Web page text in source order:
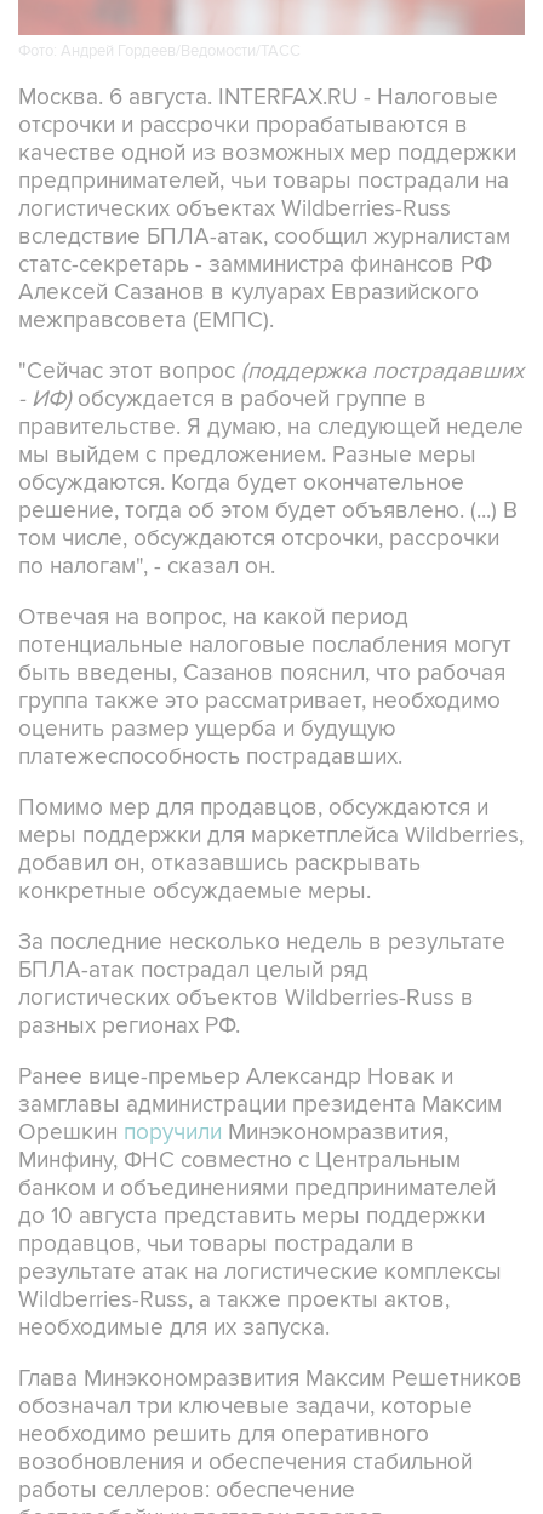
Фото: Андрей Гордеев/Ведомости/ТАСС
Москва. 6 августа. INTERFAX.RU - Налоговые
отсрочки и рассрочки прорабатываются в
качестве одной из возможных мер поддержки
предпринимателей, чьи товары пострадали на
логистических объектах Wildberries-Russ
вследствие БПЛА-атак, сообщил журналистам
статс-секретарь - замминистра финансов РФ
Алексей Сазанов в кулуарах Евразийского
межправсовета (ЕМПС).
"Сейчас этот вопрос (поддержка пострадавших
- ИФ)обсуждается в рабочей группе в
правительстве. Я думаю, на следующей неделе
мы выйдем с предложением. Разные меры
обсуждаются. Когда будет окончательное
решение, тогда об этом будет объявлено. (...) В
том числе, обсуждаются отсрочки, рассрочки
по налогам", - сказал он.
Отвечая на вопрос, на какой период
потенциальные налоговые послабления могут
быть введены, Сазанов пояснил, что рабочая
группа также это рассматривает, необходимо
оценить размер ущерба и будущую
платежеспособность пострадавших.
Помимо мер для продавцов, обсуждаются и
меры поддержки для маркетплейса Wildberries,
добавил он, отказавшись раскрывать
конкретные обсуждаемые меры.
За последние несколько недель в результате
БПЛА-атак пострадал целый ряд
логистических объектов Wildberries-Russ в
разных регионах РФ.
Ранее вице-премьер Александр Новак и
замглавы администрации президента Максим
Орешкин поручили Минэкономразвития,
Минфину, ФНС совместно с Центральным
банком и объединениями предпринимателей
до 10 августа представить меры поддержки
продавцов, чьи товары пострадали в
результате атак на логистические комплексы
Wildberries-Russ, а также проекты актов,
необходимые для их запуска.
Глава Минэкономразвития Максим Решетников
обозначал три ключевые задачи, которые
необходимо решить для оперативного
возобновления и обеспечения стабильной
работы селлеров: обеспечение